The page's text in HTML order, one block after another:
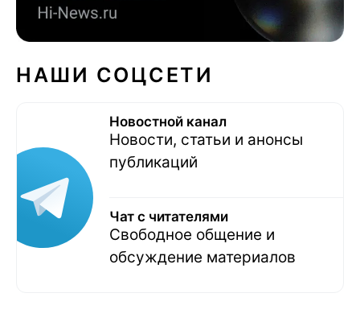
НАШИ СОЦСЕТИ
Новостной канал
Новости, статьи и анонсы
публикаций
Чат с читателями
Свободное общение и
обсуждение материалов